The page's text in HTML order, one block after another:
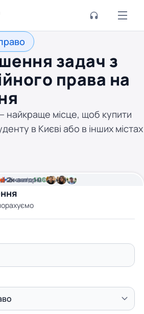
задач з
права на
найкраще місце, щоб купити
в Києві або в інших містах
2хвилини часу
Ціна від100 грн
2кавторів